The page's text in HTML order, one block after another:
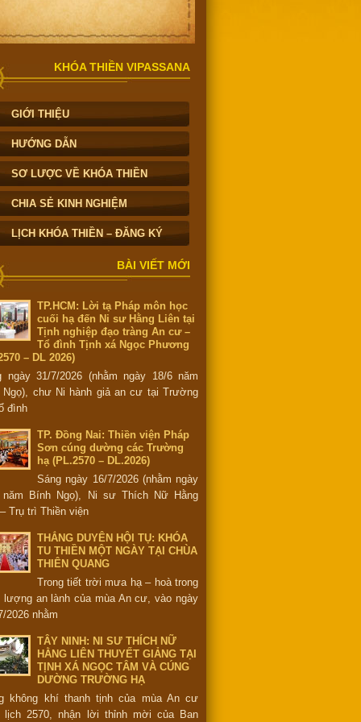
KHÓA THIỀN VIPASSANA
GIỚI THIỆU
HƯỚNG DẪN
SƠ LƯỢC VỀ KHÓA THIỀN
CHIA SẺ KINH NGHIỆM
LỊCH KHÓA THIỀN – ĐĂNG KÝ
BÀI VIẾT MỚI
TP.HCM: Lời tạ Pháp môn học
cuối hạ đến Ni sư Hằng Liên tại
Tịnh nghiệp đạo tràng An cư –
Tổ đình Tịnh xá Ngọc Phương
– DL 2026)
ngày 31/7/2026 (nhằm ngày 18/6 năm
Ngọ), chư Ni hành giả an cư tại Trường
đình
TP. Đồng Nai: Thiền viện Pháp
Sơn cúng dường các Trường
hạ (PL.2570 – DL.2026)
Sáng ngày 16/7/2026 (nhằm ngày
năm Bính Ngọ), Ni sư Thích Nữ Hằng
Trụ trì Thiền viện
THẮNG DUYÊN HỘI TỤ: KHÓA
TU THIỀN MỘT NGÀY TẠI CHÙA
THIÊN QUANG
Trong tiết trời mưa hạ – hoà trong
lượng an lành của mùa An cư, vào ngày
2026 nhằm
TÂY NINH: NI SƯ THÍCH NỮ
HẰNG LIÊN THUYẾT GIẢNG TẠI
TỊNH XÁ NGỌC TÂM VÀ CÚNG
DƯỜNG TRƯỜNG HẠ
không khí thanh tịnh của mùa An cư
lịch 2570, nhận lời thỉnh mời của Ban